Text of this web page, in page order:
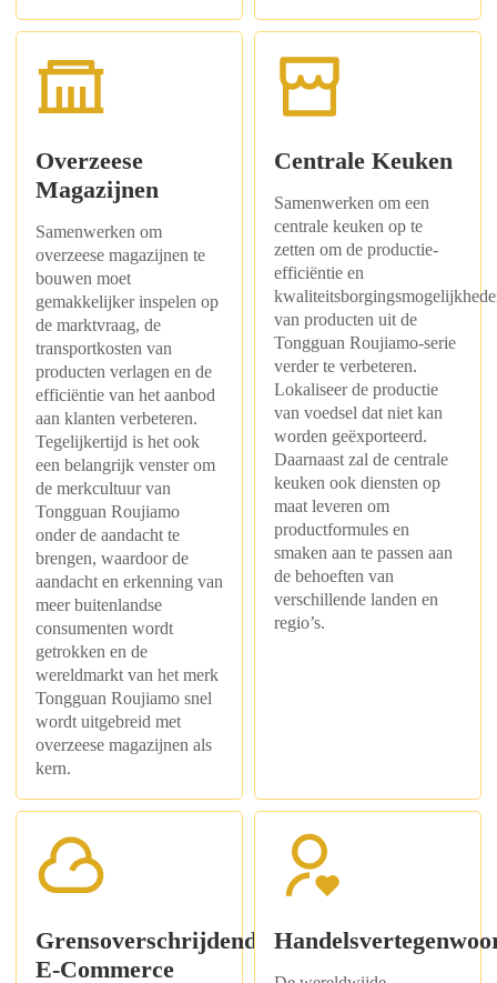
Overzeese
Magazijnen
Samenwerken om
overzeese magazijnen te
bouwen moet
gemakkelijker inspelen op
de marktvraag, de
transportkosten van
producten verlagen en de
efficiëntie van het aanbod
aan klanten verbeteren.
Tegelijkertijd is het ook
een belangrijk venster om
de merkcultuur van
Tongguan Roujiamo
onder de aandacht te
brengen, waardoor de
aandacht en erkenning van
meer buitenlandse
consumenten wordt
getrokken en de
wereldmarkt van het merk
Tongguan Roujiamo snel
wordt uitgebreid met
overzeese magazijnen als
kern.
Centrale Keuken
Samenwerken om een ​​
centrale keuken op te
zetten om de productie-
efficiëntie en
van producten uit de
Tongguan Roujiamo-serie
verder te verbeteren.
Lokaliseer de productie
van voedsel dat niet kan
worden geëxporteerd.
Daarnaast zal de centrale
keuken ook diensten op
maat leveren om
productformules en
smaken aan te passen aan
de behoeften van
verschillende landen en
regio’s.
Grensoverschrijdende
E-Commerce